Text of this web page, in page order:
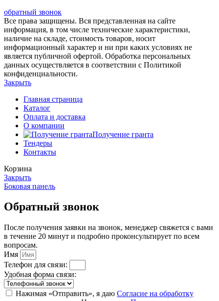
обратный звонок
Все права защищены. Вся представленная на сайте
информация, в том числе технические характеристики,
наличие на складе, стоимость товаров, носит
информационный характер и ни при каких условиях не
является публичной офертой. Обработка персональных
данных осуществляется в соответствии с Политикой
конфиденциальности.
Закрыть
Главная страница
Каталог
Оплата и доставка
О компании
Получение гранта
Тендеры
Контакты
Корзина
Закрыть
Боковая панель
Обратный звонок
После получения заявки на звонок, менеджер свяжется с вами
в течение 20 минут и подробно проконсультирует по всем
вопросам.
Имя
Телефон для связи:
Удобная форма связи:
Нажимая «Отправить», я даю Согласие на обработку